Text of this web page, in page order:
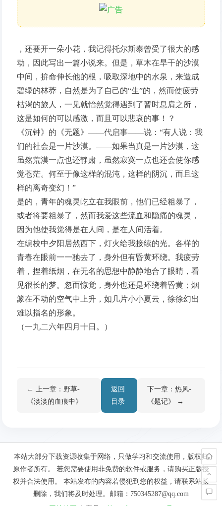
，还要开一朵小花，我记得托尔斯泰曾受了很大的感
动，因此写出一篇小说来。但是，草木在旱干的沙漠
中间，拚命伸长他的根，吸取深地中的水泉，来造成
碧绿的林莽，自然是为了自己的“生”的，然而使疲劳
枯渴的旅人，一见就怡然觉得遇到了暂时息肩之所，
这是如何的可以感激，而且可以悲哀的事！？
《沉钟》的《无题》——代启事——说：“有人说：我
们的社会是一片沙漠。——如果当真是一片沙漠，这
虽然荒漠一点也还静肃，虽然寂寞一点也还会使你感
觉苍茫。何至于像这样的混沌，这样的阴沉，而且这
样的离奇变幻！”
是的，青年的魂灵屹立在我眼前，他们已经粗暴了，
或者将要粗暴了，然而我爱这些流血和隐痛的魂灵，
因为他使我觉得是在人间，是在人间活着。
在编校中夕阳居然西下，灯火给我接续的光。各样的
青春在眼前一一驰去了，身外但有昏黄环绕。我疲劳
着，捏着纸烟，在无名的思想中静静地合了眼睛，看
见很长的梦。忽而惊觉，身外也还是环绕着昏黄；烟
篆在不动的空气中上升，如几片小小夏云，徐徐幻出
难以指名的形象。
（一九二六年四月十日。）
← 上一章：野草-
《淡淡的血痕中》
返回
目录
下一章：热风-
《题记》 →
本站大部分下载资源收集于网络，只做学习和交流使用，版权归
原作者所有。 若您需要使用非免费的软件或服务，请购买正版授
权并合法使用。 本站发布的内容若侵犯到您的权益，请联系站长
删除，我们将及时处理。邮箱：750345287@qq.com